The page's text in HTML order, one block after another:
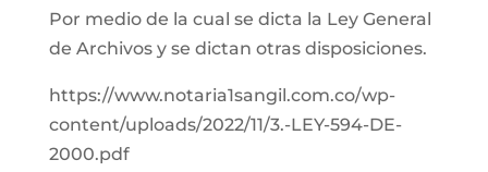
Por medio de la cual se dicta la Ley General
de Archivos y se dictan otras disposiciones.
https://www.notaria1sangil.com.co/wp-
content/uploads/2022/11/3.-LEY-594-DE-
2000.pdf